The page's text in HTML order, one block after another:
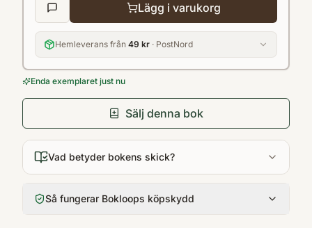
Lägg i varukorg
Hemleverans från 49 kr · PostNord
Enda exemplaret just nu
Sälj denna bok
Vad betyder bokens skick?
Så fungerar Bokloops köpskydd